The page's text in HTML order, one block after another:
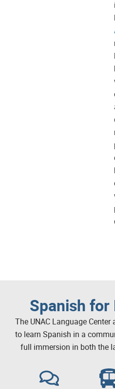
Spanish
The UNAC Language
to learn Spanish in a
full immersion in both the